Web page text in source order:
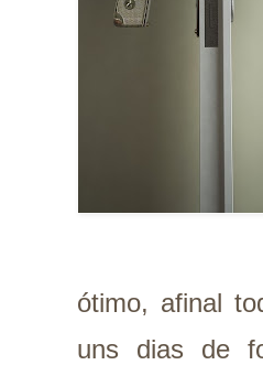
ótimo, afinal
uns dias de